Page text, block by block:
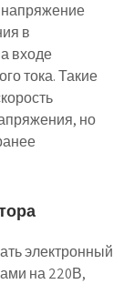
напряжение
в
входе
тока. Такие
но
электронный
на 220В,